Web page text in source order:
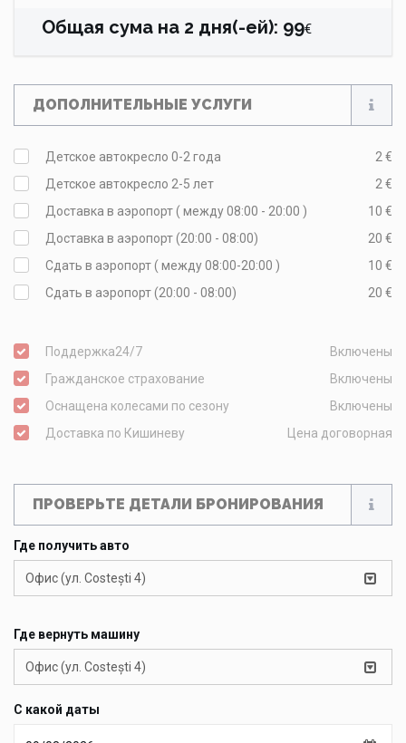
Общая сума на 2 дня(-ей): 99€
ДОПОЛНИТЕЛЬНЫЕ УСЛУГИ
Детское автокресло 0-2 года
2 €
Детское автокресло 2-5 лет
2 €
Доставка в аэропорт ( между 08:00 - 20:00 )
10 €
Доставка в аэропорт (20:00 - 08:00)
20 €
Сдать в аэропорт ( между 08:00-20:00 )
10 €
Сдать в аэропорт (20:00 - 08:00)
20 €
Поддержка24/7
Включены
Гражданское страхование
Включены
Оснащена колесами по сезону
Включены
Доставка по Кишиневу
Цена договорная
ПРОВЕРЬТЕ ДЕТАЛИ БРОНИРОВАНИЯ
Где получить авто
Офис (ул. Costești 4)
Где вернуть машину
Офис (ул. Costești 4)
С какой даты